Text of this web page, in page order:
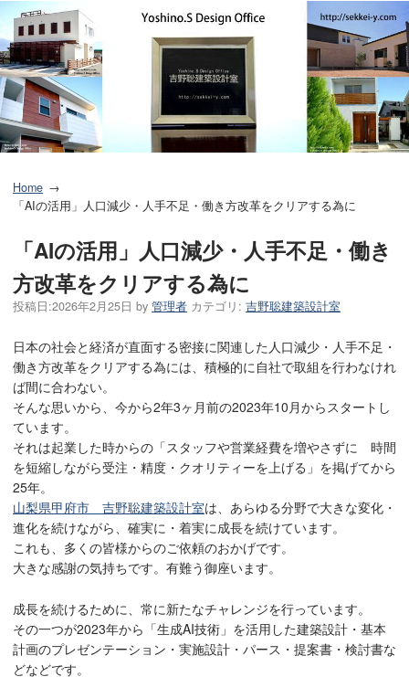
Home
「AIの活用」人口減少・人手不足・働き方改革をクリアする為に
「AIの活用」人口減少・人手不足・働き
方改革をクリアする為に
投稿日:2026年2月25日 by 管理者 カテゴリ: 吉野聡建築設計室
日本の社会と経済が直面する密接に関連した人口減少・人手不足・
働き方改革をクリアする為には、積極的に自社で取組を行わなけれ
ば間に合わない。
そんな思いから、今から2年3ヶ月前の2023年10月からスタートし
ています。
それは起業した時からの「スタッフや営業経費を増やさずに 時間
を短縮しながら受注・精度・クオリティーを上げる」を掲げてから
25年。
山梨県甲府市 吉野聡建築設計室は、あらゆる分野で大きな変化・
進化を続けながら、確実に・着実に成長を続けています。
これも、多くの皆様からのご依頼のおかげです。
大きな感謝の気持ちです。有難う御座います。
成長を続けるために、常に新たなチャレンジを行っています。
その一つが2023年から「生成AI技術」を活用した建築設計・基本
計画のプレゼンテーション・実施設計・パース・提案書・検討書な
どなどです。